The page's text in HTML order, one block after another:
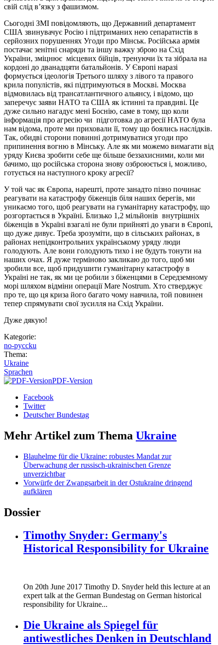
свій слід в’язку з фашизмом.
Сьогодні ЗМІ повідомляють, що Державний департамент
США звинувачує Росію і підтриманих нею сепаратистів в
серйозних порушеннях Угоди про Мінськ. Російська армія
постачає зенітні снаряди та іншу важку зброю на Схід
України, зміцнює місцевих бійців, тренуючи їх та зібрала на
кордоні до дванадцяти батальйонів. У Європі наразі
формується ідеологія Третього шляху з лівого та правого
крила популістів, які підтримуються в Москві. Москва
відмовилась від трансатлантичного альянсу, і відомо, що
заперечує заяви НАТО та США як істинні та правдиві. Це
дуже сильно нагадує мені Боснію, саме в тому, що коли
інформація про агресію чи підготовка до агресії НАТО була
нам відома, проте ми приховали її, тому що боялись наслідків.
Так, обидві сторони повинні дотримуватися угоди про
припинення вогню в Мінську. Але як ми можемо вимагати від
уряду Києва зробити себе ще більше беззахисними, коли ми
бачимо, що російська сторона знову озброюється і, можливо,
готується на наступного кроку агресії?
У той час як Європа, нарешті, проте занадто пізно починає
реагувати на катастрофу біженців біля наших берегів, ми
уникаємо того, щоб реагувати на гуманітарну катастрофу, що
розгортається в Україні. Близько 1,2 мільйонів внутрішніх
біженців в Україні взагалі не були прийняті до уваги в Європі,
що дуже дивує. Треба зрозуміти, що в сільських районах, в
районах непідконтрольних українському уряду люди
голодують. Але вони голодують тихо і не будуть тонути на
наших очах. Я дуже терміново закликаю до того, щоб ми
зробили все, щоб придушити гуманітарну катастрофу в
Україні не так, як ми це робили з біженцями в Середземному
морі шляхом відміни операції Mare Nostrum. Хто стверджує
про те, що ця криза його багато чому навчила, той повинен
тепер спрямувати свої зусилля на Схід України.
Дуже дякую!
Kategorie:
no-pyccku
Thema:
Ukraine
Sprachen
PDF-Version
Facebook
Twitter
Deutscher Bundestag
Mehr Artikel zum Thema Ukraine
Blauhelme für die Ukraine: robustes Mandat zur
Überwachung der russisch-ukrainischen Grenze
unverzichtbar
Vorwürfe der Zwangsarbeit in der Ostukraine dringend
aufklären
Dossier
Timothy Snyder: Germany's
Historical Responsibility for Ukraine
On 20th June 2017 Timothy D. Snyder held this lecture at an
expert talk at the German Bundestag on German historical
responsibility for Ukraine...
Die Ukraine als Spiegel für
antiwestliches Denken in Deutschland